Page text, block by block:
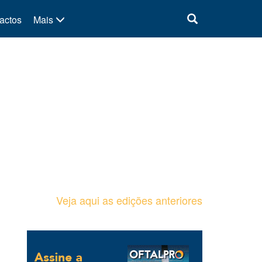
Mais
Veja aqui as edições anteriores